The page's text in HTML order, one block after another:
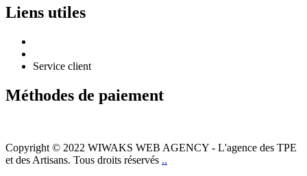
Liens utiles
Service client
Méthodes de paiement
tok
Copyright © 2022 WIWAKS WEB AGENCY - L'agence des TPE
et des Artisans. Tous droits réservés ..